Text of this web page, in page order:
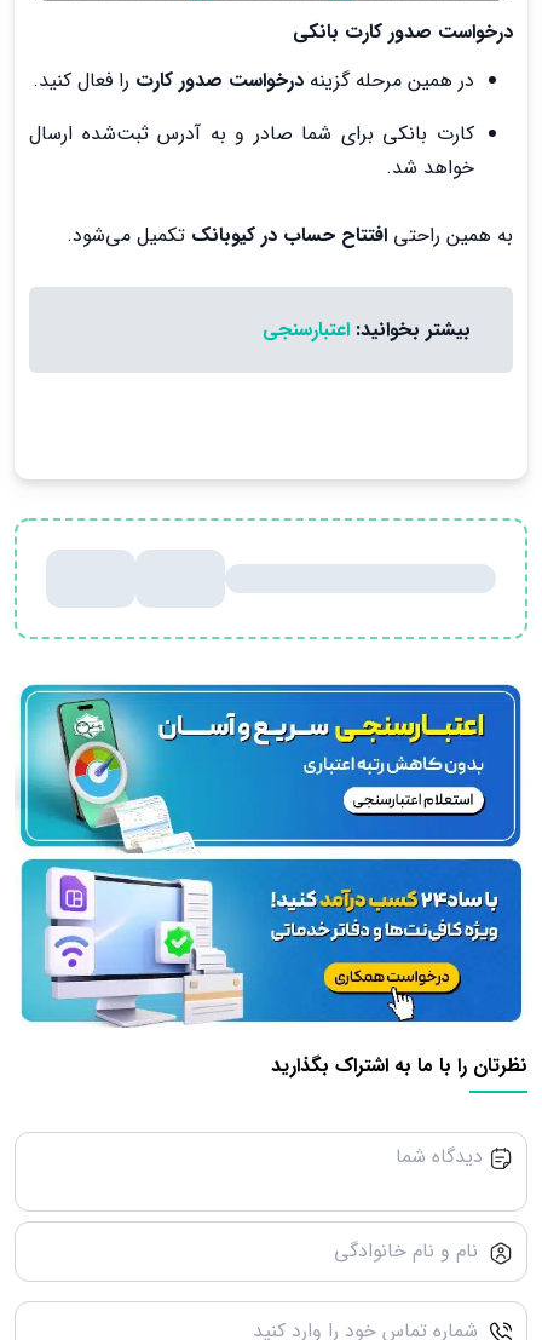
درخواست صدور کارت بانکی
در همین مرحله گزینه درخواست صدور کارت را فعال کنید.
کارت بانکی برای شما صادر و به آدرس ثبت‌شده ارسال
خواهد شد.
به همین راحتی افتتاح حساب در کیوبانک تکمیل می‌شود.
بیشتر بخوانید:اعتبارسنجی
نظرتان را با ما به اشتراک بگذارید